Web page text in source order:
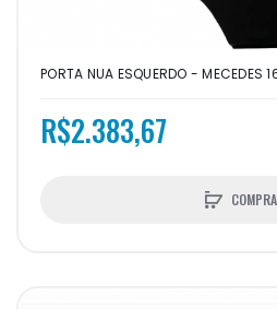
PORTA NUA ESQUERDO - MECEDES
R$2.383,67